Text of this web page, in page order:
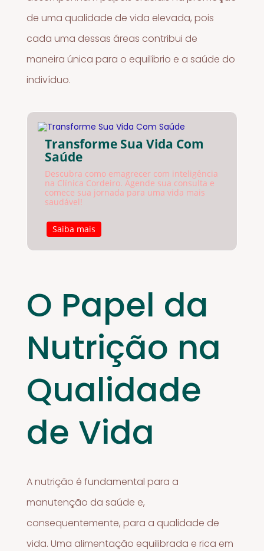
de uma qualidade de vida elevada, pois
cada uma dessas áreas contribui de
maneira única para o equilíbrio e a saúde do
indivíduo.
Transforme Sua Vida Com
Saúde
Descubra como emagrecer com inteligência
na Clínica Cordeiro. Agende sua consulta e
comece sua jornada para uma vida mais
saudável!
Saiba mais
O Papel da
Nutrição na
Qualidade
de Vida
A nutrição é fundamental para a
manutenção da saúde e,
consequentemente, para a qualidade de
vida. Uma alimentação equilibrada e rica em